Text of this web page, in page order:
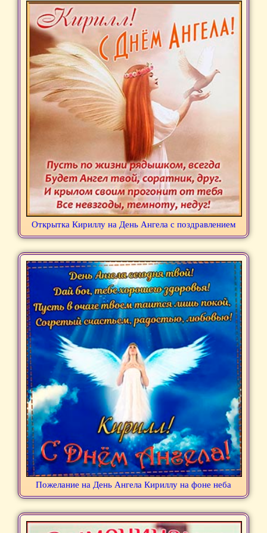
Открытка Кириллу на День Ангела с поздравлением
Пожелание на День Ангела Кириллу на фоне неба